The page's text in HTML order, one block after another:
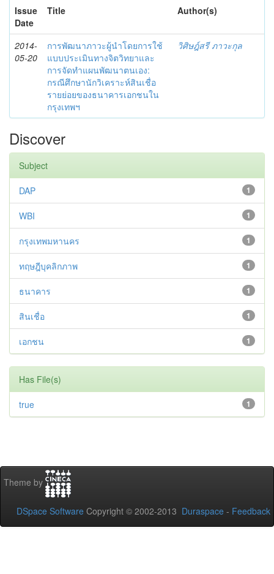
Issue
Date
Title Author(s)
2014-
05-20
การพัฒนาภาวะผู้นำโดยการใช้
แบบประเมินทางจิตวิทยาและ
การจัดทำแผนพัฒนาตนเอง:
กรณีศึกษานักวิเคราะห์สินเชื่อ
รายย่อยของธนาคารเอกชนใน
กรุงเทพฯ
วิศิษฎ์สรี ภาวะกุล
Discover
Subject
1
DAP
1
WBI
1
กรุงเทพมหานคร
1
ทฤษฎีบุคลิกภาพ
1
ธนาคาร
1
สินเชื่อ
1
เอกชน
Has File(s)
1
true
Theme by
DSpace Software Copyright © 2002-2013 Duraspace - Feedback